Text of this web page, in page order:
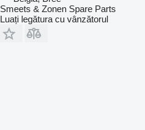
Smeets & Zonen Spare Parts
Luați legătura cu vânzătorul